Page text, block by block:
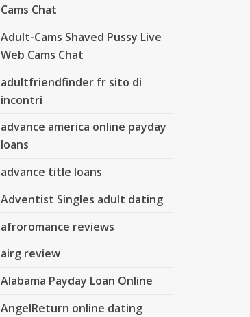
Cams Chat
Adult-Cams Shaved Pussy Live
Web Cams Chat
adultfriendfinder fr sito di
incontri
advance america online payday
loans
advance title loans
Adventist Singles adult dating
afroromance reviews
airg review
Alabama Payday Loan Online
AngelReturn online dating